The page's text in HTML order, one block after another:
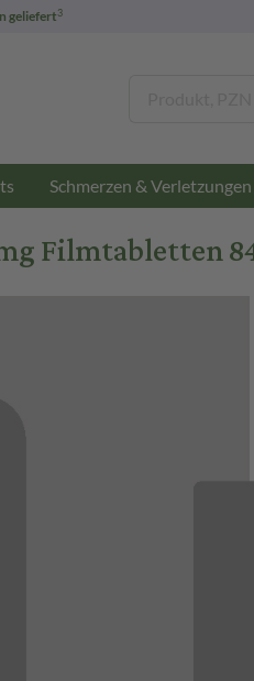
geliefert3
Schmerzen & Verletzungen
Filmtabletten